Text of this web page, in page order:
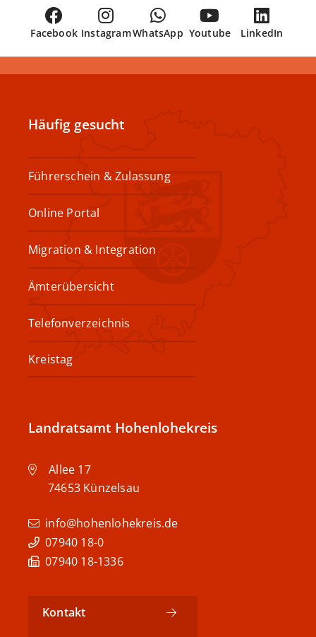
Facebook InstagramWhatsApp Youtube LinkedIn
Häufig gesucht
Führerschein & Zulassung
Online Portal
Migration & Integration
Ämterübersicht
Telefonverzeichnis
Kreistag
Landratsamt Hohenlohekreis
Allee 17
74653 Künzelsau
info@hohenlohekreis.de
07940 18-0
07940 18-1336
Kontakt